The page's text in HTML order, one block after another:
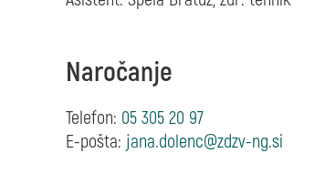
Naročanje
Telefon: 05 305 20 97
E-pošta: